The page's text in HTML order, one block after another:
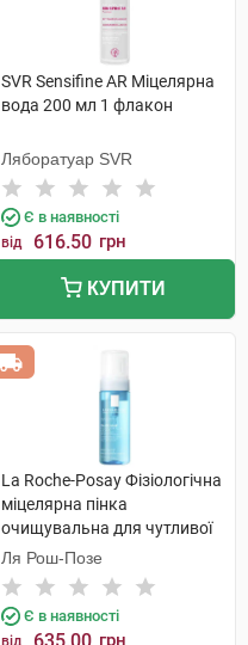
SVR Sensifine AR Міцелярна
вода 200 мл 1 флакон
Ляборатуар SVR
Є в наявності
від 616.50 грн
КУПИТИ
La Roche-Posay Фізіологічна
міцелярна пінка
очищувальна для чутливої
шкіри 150 мл 1 флакон
Ля Рош-Позе
Є в наявності
від грн